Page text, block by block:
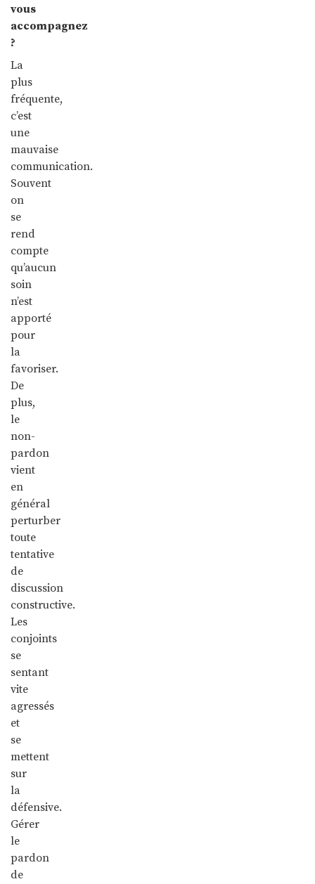
vous
accompagnez
?
La
plus
fréquente,
c’est
une
mauvaise
communication.
Souvent
on
se
rend
compte
qu’aucun
soin
n’est
apporté
pour
la
favoriser.
De
plus,
le
non-
pardon
vient
en
général
perturber
toute
tentative
de
discussion
constructive.
Les
conjoints
se
sentant
vite
agressés
et
se
mettent
sur
la
défensive.
Gérer
le
pardon
de